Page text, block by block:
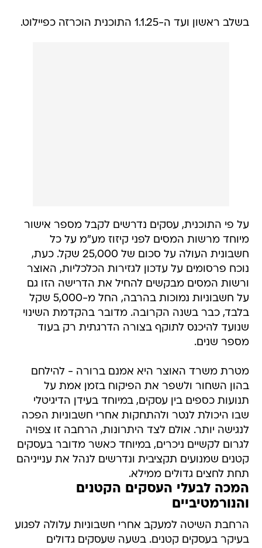
בשלב ראשון ועד ה-1.1.25 התוכנית הוכרזה כפיילוט.
על פי התוכנית, עסקים נדרשים לקבל מספר אישור
מיוחד מרשות המסים לפני קיזוז מע"מ על כל
חשבונית העולה על סכום של 25,000 שקל. כעת,
נוכח פרסומים על עדכון לגזירות הכלכליות, האוצר
ורשות המסים מבקשים להחיל את הדרישה הזו גם
על חשבוניות נמוכות בהרבה, החל מ-5,000 שקל
בלבד, כבר בשנה הקרובה. מדובר בהקדמת השינוי
שנועד להיכנס לתוקף בצורה הדרגתית רק בעוד
מספר שנים.
מטרת משרד האוצר היא אמנם ברורה - להילחם
בהון השחור ולשפר את הפיקוח בזמן אמת על
תנועות כספים בין עסקים, במיוחד בעידן הדיגיטלי
שבו היכולת לנטר ולהתחקות אחרי חשבוניות הפכה
לנגישה יותר. אולם לצד היתרונות, הרחבה זו צפויה
לגרום לקשיים ניכרים, במיוחד כאשר מדובר בעסקים
קטנים שמנועים תקציבית ונדרשים לנהל את ענייניהם
תחת לחצים גדולים ממילא.
המכה לבעלי העסקים הקטנים
והנורמטיביים
הרחבת השיטה למעקב אחרי חשבוניות עלולה לפגוע
בעיקר בעסקים קטנים. בשעה שעסקים גדולים